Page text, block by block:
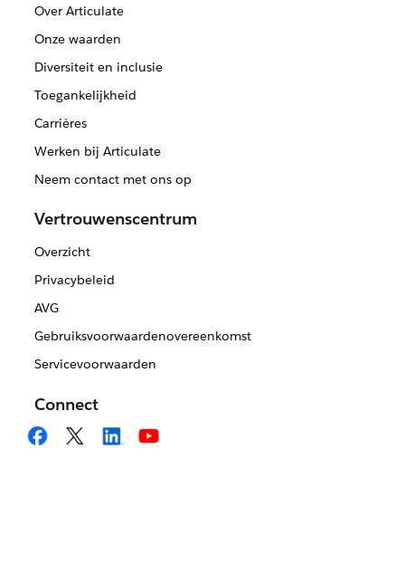
Over Articulate
Onze waarden
Diversiteit en inclusie
Toegankelijkheid
Carrières
Werken bij Articulate
Neem contact met ons op
Vertrouwenscentrum
Overzicht
Privacybeleid
AVG
Gebruiksvoorwaardenovereenkomst
Servicevoorwaarden
Connect